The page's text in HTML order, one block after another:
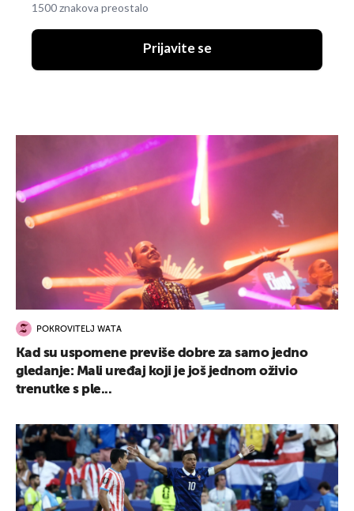
1500 znakova preostalo
Prijavite se
POKROVITELJ WATA
Kad su uspomene previše dobre za samo jedno
gledanje: Mali uređaj koji je još jednom oživio
trenutke s ple...